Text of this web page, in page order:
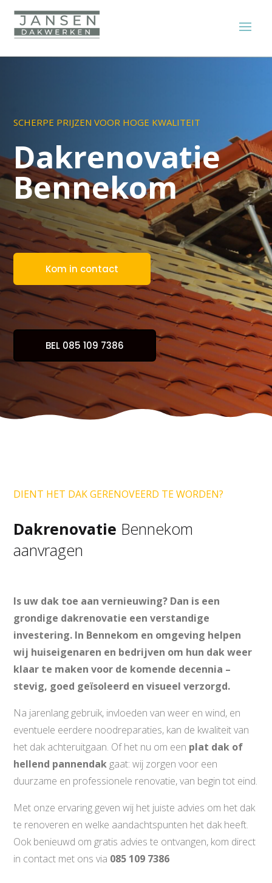
SCHERPE PRIJZEN VOOR HOGE KWALITEIT
Dakrenovatie
Bennekom
Kom in contact
BEL 085 109 7386
DIENT HET DAK GERENOVEERD TE WORDEN?
Dakrenovatie Bennekom
aanvragen
Is uw dak toe aan vernieuwing? Dan is een
grondige dakrenovatie een verstandige
investering. In Bennekom en omgeving helpen
wij huiseigenaren en bedrijven om hun dak weer
klaar te maken voor de komende decennia –
stevig, goed geïsoleerd en visueel verzorgd.
Na jarenlang gebruik, invloeden van weer en wind, en
eventuele eerdere noodreparaties, kan de kwaliteit van
het dak achteruitgaan. Of het nu om een plat dak of
hellend pannendak gaat: wij zorgen voor een
duurzame en professionele renovatie, van begin tot eind.
Met onze ervaring geven wij het juiste advies om het dak
te renoveren en welke aandachtspunten het dak heeft.
Ook benieuwd om gratis advies te ontvangen, kom direct
in contact met ons via 085 109 7386